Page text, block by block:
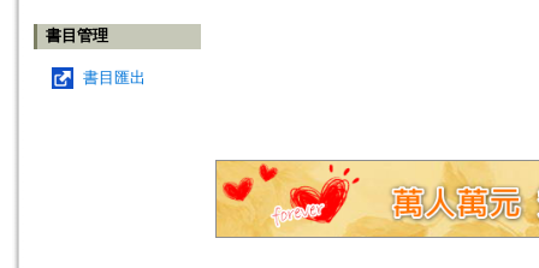
書目管理
書目匯出